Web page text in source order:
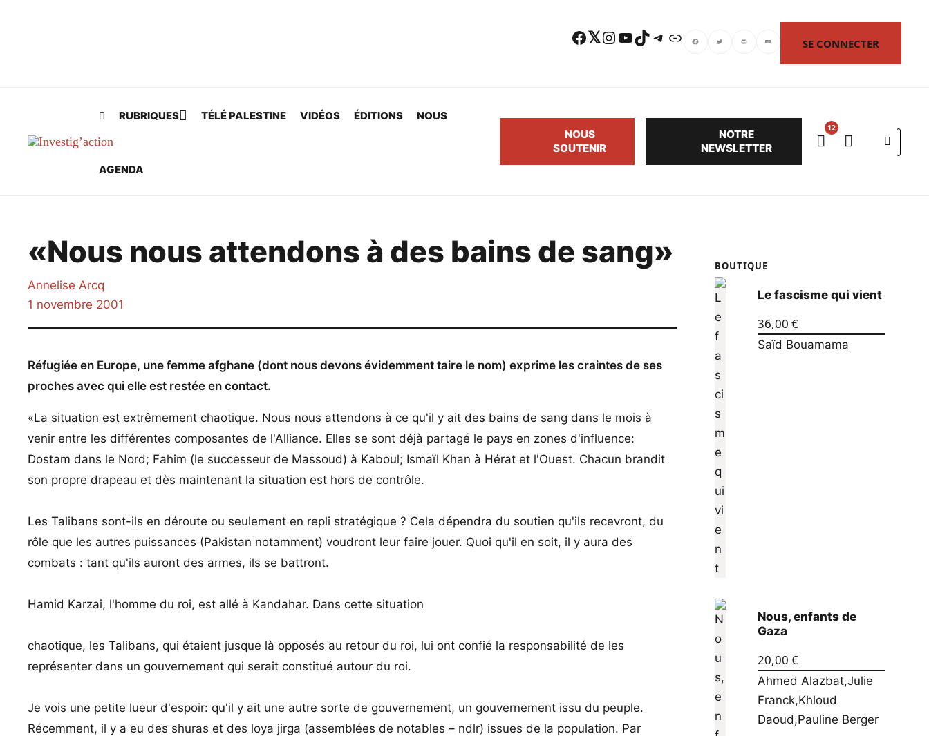
Facebook Twitter Instagram YouTube TikTok Telegram Lien SE CONNECTER
RUBRIQUES TÉLÉ PALESTINE VIDÉOS ÉDITIONS NOUS
AGENDA
NOUS
SOUTENIR
NOTRE
NEWSLETTER
«Nous nous attendons à des bains de sang»
Annelise Arcq
1 novembre 2001
Réfugiée en Europe, une femme afghane (dont nous devons évidemment taire le nom) exprime les craintes de ses
proches avec qui elle est restée en contact.
«La situation est extrêmement chaotique. Nous nous attendons à ce qu'il y ait des bains de sang dans le mois à
venir entre les différentes composantes de l'Alliance. Elles se sont déjà partagé le pays en zones d'influence:
Dostam dans le Nord; Fahim (le successeur de Massoud) à Kaboul; Ismaïl Khan à Hérat et l'Ouest. Chacun brandit
son propre drapeau et dès maintenant la situation est hors de contrôle.
Les Talibans sont-ils en déroute ou seulement en repli stratégique ? Cela dépendra du soutien qu'ils recevront, du
rôle que les autres puissances (Pakistan notamment) voudront leur faire jouer. Quoi qu'il en soit, il y aura des
combats : tant qu'ils auront des armes, ils se battront.
Hamid Karzai, l'homme du roi, est allé à Kandahar. Dans cette situation
chaotique, les Talibans, qui étaient jusque là opposés au retour du roi, lui ont confié la responsabilité de les
représenter dans un gouvernement qui serait constitué autour du roi.
Je vois une petite lueur d'espoir: qu'il y ait une autre sorte de gouvernement, un gouvernement issu du peuple.
Récemment, il y a eu des shuras et des loya jirga (assemblées de notables – ndlr) issues de la population. Par
BOUTIQUE
Le fascisme qui vient
36,00 €
Saïd Bouamama
Nous, enfants de
Gaza
20,00 €
Ahmed Alazbat,Julie
Franck,Khloud
Daoud,Pauline Berger